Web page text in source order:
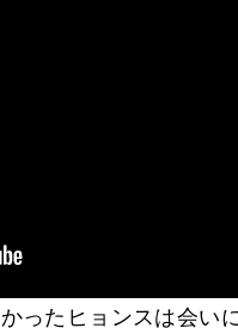
ったヒョンスは会いに